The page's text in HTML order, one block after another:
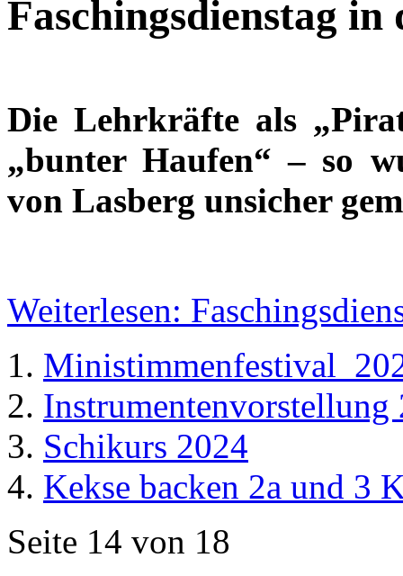
Faschingsdienstag in
Die Lehrkräfte als
„bunter Haufen“ – so
von Lasberg unsicher
Weiterlesen:
Instrumentenvorstellung
Schikurs 2024
Kekse backen 2a und 3
Seite 14 von 18